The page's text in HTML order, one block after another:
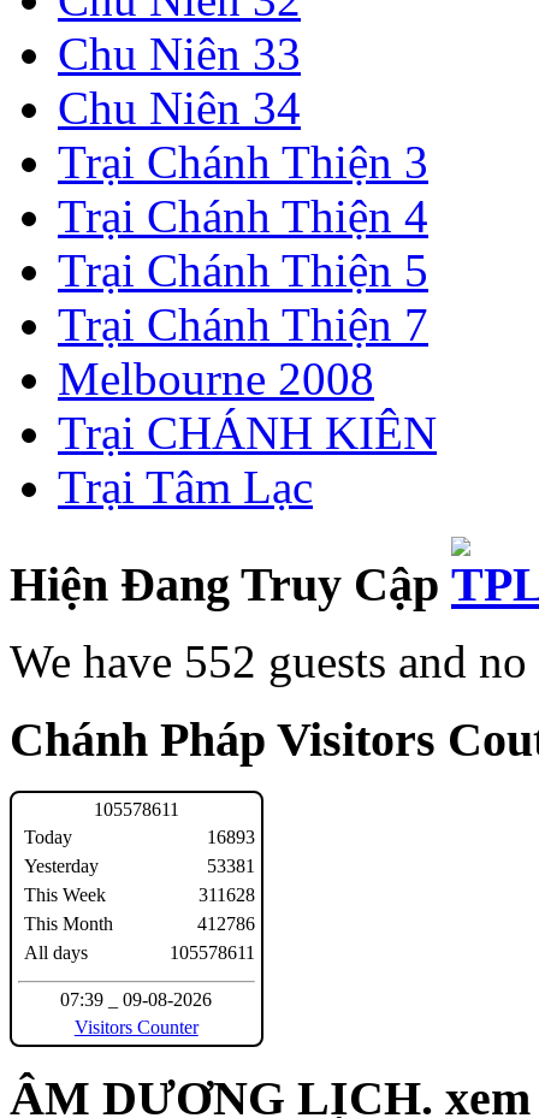
Chu Niên 33
Chu Niên 34
Trại Chánh Thiện 3
Trại Chánh Thiện 4
Trại Chánh Thiện 5
Trại Chánh Thiện 7
Melbourne 2008
Trại CHÁNH KIÊN
Trại Tâm Lạc
Hiện Đang Truy Cập
We have 552 guests and
Chánh Pháp Visitors
105578611
Today
Yesterday
This Week
This Month
All days
16893
53381
311628
412786
105578611
07:39 _ 09-08-2026
Visitors Counter
ÂM DƯƠNG LỊCH. xem